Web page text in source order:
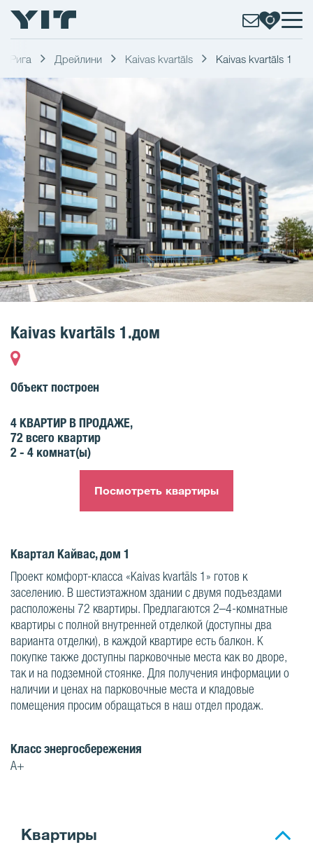
Рига Дрейлини Kaivas kvartāls Kaivas kvartāls 1
Kaivas kvartāls 1.дом
Объект построен
4КВАРТИР В ПРОДАЖЕ,
72всего квартир
2 - 4 комнат(ы)
Посмотреть квартиры
Квартал Кайвас, дом 1
Проект комфорт-класса «Kaivas kvartāls 1» готов к
заселению. В шестиэтажном здании с двумя подъездами
расположены 72 квартиры. Предлагаются 2–4-комнатные
квартиры с полной внутренней отделкой (доступны два
варианта отделки), в каждой квартире есть балкон. К
покупке также доступны парковочные места как во дворе,
так и на подземной стоянке. Для получения информации о
наличии и ценах на парковочные места и кладовые
помещения просим обращаться в наш отдел продаж.
Класс энергосбережения
A+
Квартиры